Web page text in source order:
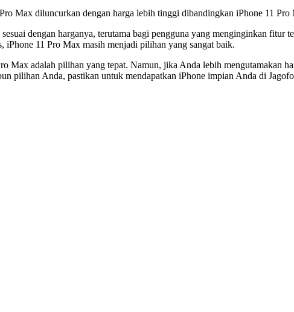
Max diluncurkan dengan harga lebih tinggi dibandingkan iPhone 11
dengan harganya, terutama bagi pengguna yang menginginkan fitur
iPhone 11 Pro Max masih menjadi pilihan yang sangat baik.
Max adalah pilihan yang tepat. Namun, jika Anda lebih mengutamakan
pilihan Anda, pastikan untuk mendapatkan iPhone impian Anda di